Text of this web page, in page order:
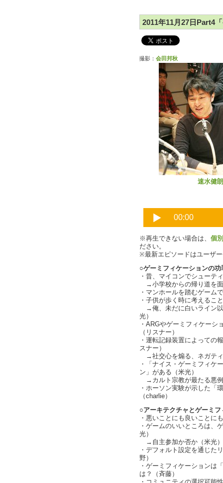
2011年11月27日Part4
撮影： 会田邦秋
速水健朗
※再生できない場合は、 個
ださい。
※最新エピソードはユーザ
○ゲーミフィケーションの功
・昔、マイコンでシューテ
→小学校からの帰り道を
・マンホールを踏むゲーム
・子供が歩く時に考えるこ
→俺、未だに白いライン以
光）
・ARGやゲーミフィケーシ
（リスナー）
・運転記録装置によっての
スナー）
→社交心を煽る、ネガティ
・「ナイス・ゲーミフィケ
ン」がある（米光）
→カルト宗教が最たる悪
・ホーソン実験が示した「
（charlie）
○アーキテクチャとゲーミフ
・悪いことにも良いことに
・ゲームのいいところは、
光）
→自主参加か否か（米光）
・デフォルト設定を通じた
野）
・ゲーミフィケーションは
は？（斉藤）